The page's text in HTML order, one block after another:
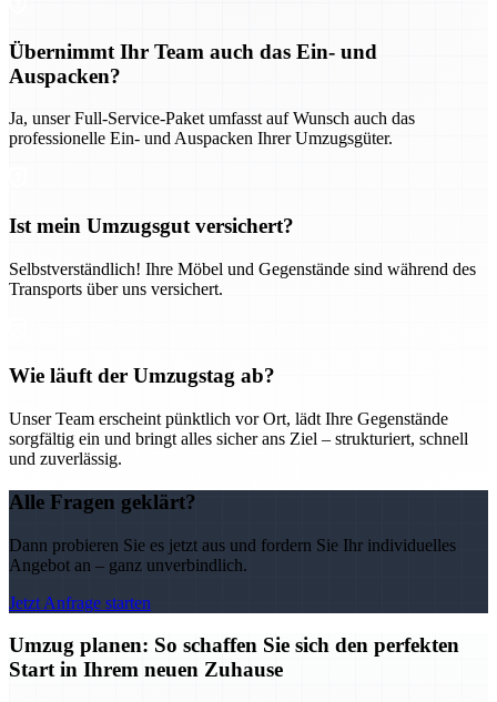
Übernimmt Ihr Team auch das Ein- und
Auspacken?
Ja, unser Full-Service-Paket umfasst auf Wunsch auch das
professionelle Ein- und Auspacken Ihrer Umzugsgüter.
Ist mein Umzugsgut versichert?
Selbstverständlich! Ihre Möbel und Gegenstände sind während des
Transports über uns versichert.
Wie läuft der Umzugstag ab?
Unser Team erscheint pünktlich vor Ort, lädt Ihre Gegenstände
sorgfältig ein und bringt alles sicher ans Ziel – strukturiert, schnell
und zuverlässig.
Alle Fragen geklärt?
Dann probieren Sie es jetzt aus und fordern Sie Ihr individuelles
Angebot an – ganz unverbindlich.
Jetzt Anfrage starten
Umzug planen: So schaffen Sie sich den perfekten
Start in Ihrem neuen Zuhause